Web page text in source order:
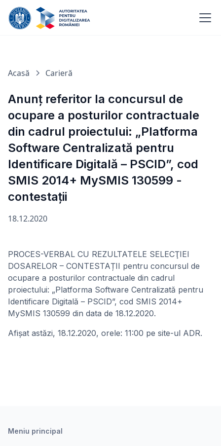
Acasă Carieră
Anunț referitor la concursul de
ocupare a posturilor contractuale
din cadrul proiectului: „Platforma
Software Centralizată pentru
Identificare Digitală – PSCID”, cod
SMIS 2014+ MySMIS 130599 -
contestații
18.12.2020
PROCES-VERBAL CU REZULTATELE SELECŢIEI
DOSARELOR – CONTESTAȚII pentru concursul de
ocupare a posturilor contractuale din cadrul
proiectului: „Platforma Software Centralizată pentru
Identificare Digitală – PSCID”, cod SMIS 2014+
MySMIS 130599 din data de 18.12.2020.
Afișat astăzi, 18.12.2020, orele: 11:00 pe site-ul ADR.
Meniu principal